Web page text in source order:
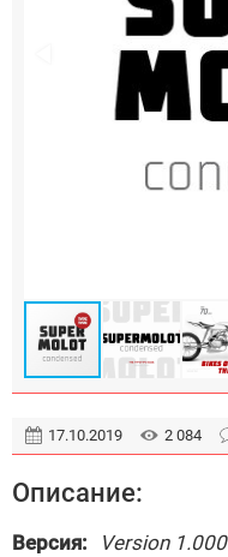
17.10.2019 2 084
Описание:
Версия:
Version 1.000